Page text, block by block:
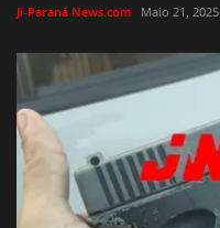
Ji-Paraná News.com Maio 21, 2025